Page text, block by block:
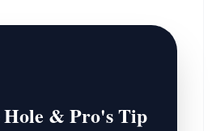
Hole & Pro's Tip